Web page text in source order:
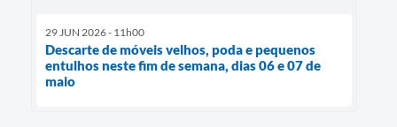
29 JUN 2026 - 11h00
Descarte de móveis velhos, poda e pequenos
entulhos neste fim de semana, dias 06 e 07 de
maio